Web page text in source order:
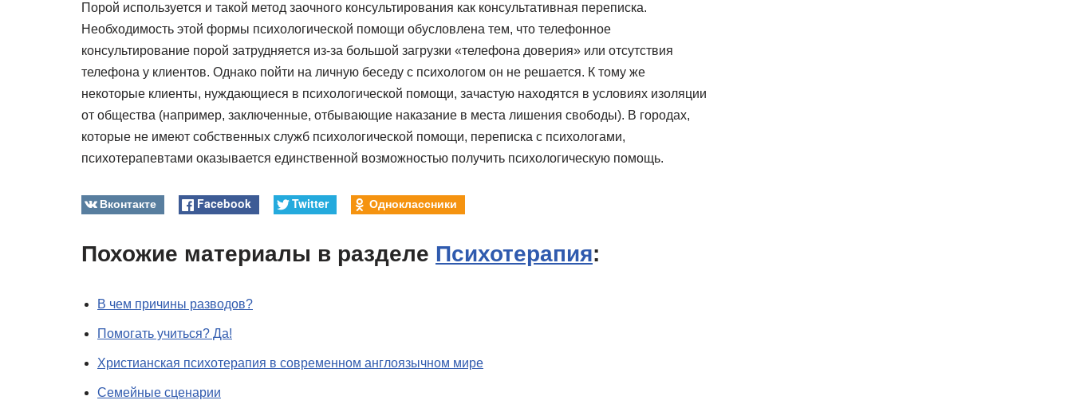
Порой используется и такой метод заочного консультирования как консультативная переписка.
Необходимость этой формы психологической помощи обусловлена тем, что телефонное
консультирование порой затрудняется из-за большой загрузки «телефона доверия» или отсутствия
телефона у клиентов. Однако пойти на личную беседу с психологом он не решается. К тому же
некоторые клиенты, нуждающиеся в психологической помощи, зачастую находятся в условиях изоляции
от общества (например, заключенные, отбывающие наказание в места лишения свободы). В городах,
которые не имеют собственных служб психологической помощи, переписка с психологами,
психотерапевтами оказывается единственной возможностью получить психологическую помощь.
Вконтакте Facebook Twitter Одноклассники
Похожие материалы в разделе Психотерапия:
В чем причины разводов?
Помогать учиться? Да!
Христианская психотерапия в современном англоязычном мире
Семейные сценарии